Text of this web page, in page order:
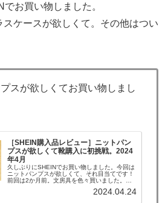
お買い物しました。
ケースが欲しくて。その他はつい
スが欲しくてお買い物しまし
［SHEIN購入品レビュー］ニットパン
プスが欲しくて靴購入に初挑戦。2024
年4月
久しぶりにSHEINでお買い物しました。今回は
ニットパンプスが欲しくて、それ目当てです！
前回は2か月前。文房具を色々買いました。オ
くてね。ネイビーとベージュも欲しいなぁと思
2024.04.24